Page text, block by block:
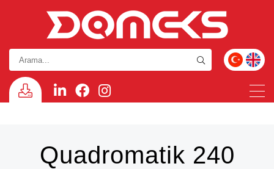
Quadromatik 240